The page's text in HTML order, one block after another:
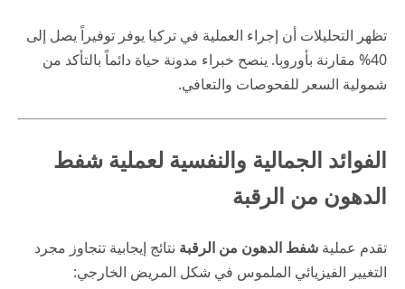
تظهر التحليلات أن إجراء العملية في تركيا يوفر توفيراً يصل إلى
40% مقارنة بأوروبا. ينصح خبراء
مدونة حياة دائماً بالتأكد من
شمولية السعر للفحوصات والتعافي.
الفوائد الجمالية والنفسية لعملية شفط
الدهون من الرقبة
تقدم عملية شفط الدهون من الرقبة نتائج إيجابية تتجاوز مجرد
التغيير الفيزيائي الملموس في شكل المريض الخارجي: